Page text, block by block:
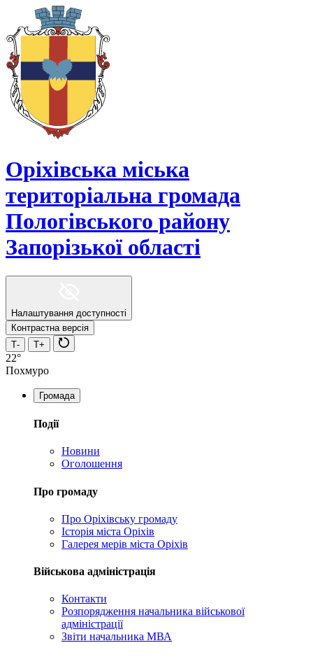
Оріхівська міська
територіальна громада
Пологівського району
Запорізької області
Налаштування доступності
Контрастна версія
Т-
Т+
22°
Похмуро
Громада
Події
Новини
Оголошення
Про громаду
Про Оріхівську громаду
Історія міста Оріхів
Галерея мерів міста Оріхів
Військова адміністрація
Контакти
Розпорядження начальника військової
адміністрації
Звіти начальника МВА